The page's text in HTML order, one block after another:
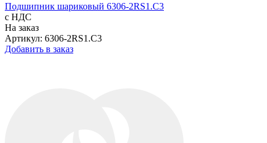
Подшипник шариковый 6306-2RS1.C3
с НДС
На заказ
Артикул: 6306-2RS1.C3
Добавить в заказ